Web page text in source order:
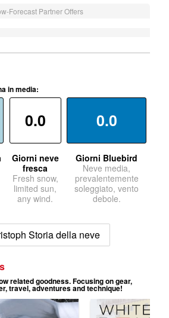
Forecast Partner Offers
in media:
0.0
Giorni neve
fresca
Fresh snow,
limited sun,
any wind.
0.0
Giorni Bluebird
Neve media,
prevalentemente
soleggiato, vento
debole.
Storia della neve